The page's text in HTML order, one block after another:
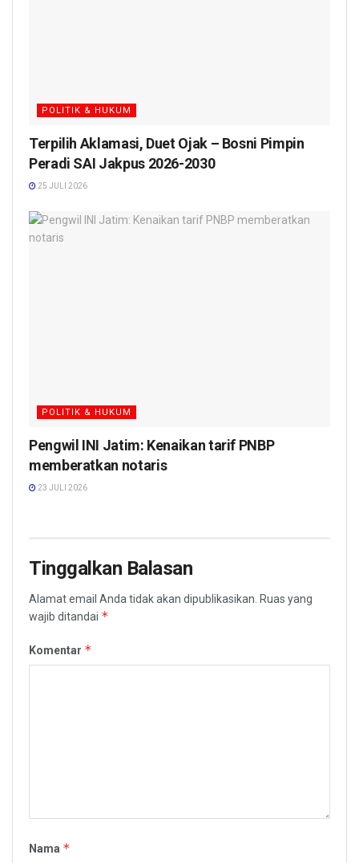
POLITIK & HUKUM
Terpilih Aklamasi, Duet Ojak – Bosni Pimpin
Peradi SAI Jakpus 2026-2030
25 JULI 2026
POLITIK & HUKUM
Pengwil INI Jatim: Kenaikan tarif PNBP
memberatkan notaris
23 JULI 2026
Tinggalkan Balasan
Alamat email Anda tidak akan dipublikasikan. Ruas yang
wajib ditandai *
Komentar *
Nama *